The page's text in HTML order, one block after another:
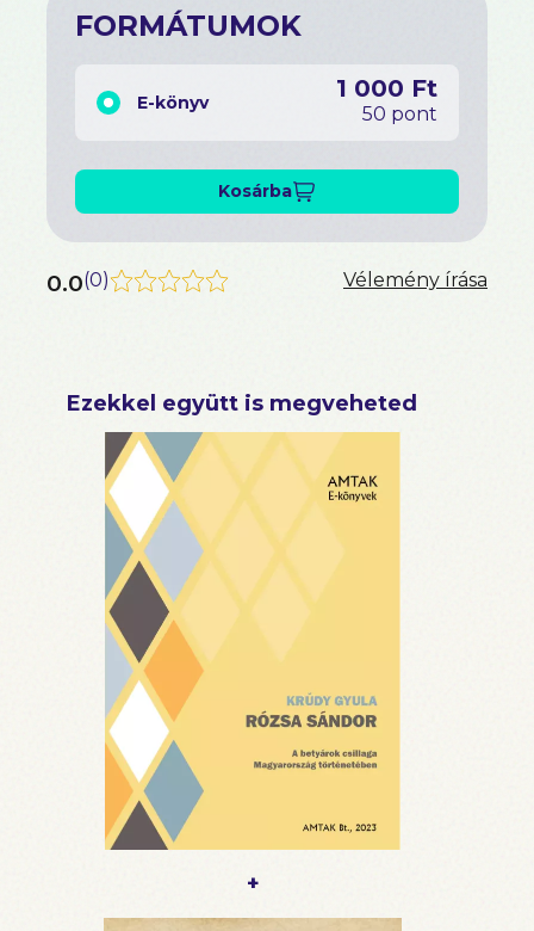
FORMÁTUMOK
E-könyv 1 000 Ft
50 pont
Kosárba
0.0(0) Vélemény írása
Ezekkel együtt is megveheted
+